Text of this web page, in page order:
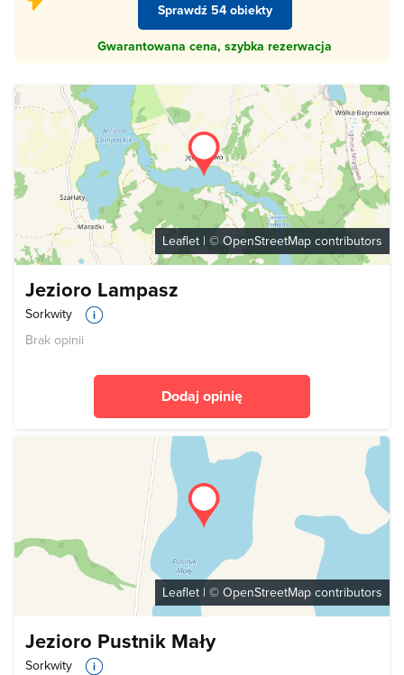
Sprawdź 54 obiekty
Gwarantowana cena, szybka rezerwacja
Leaflet | © OpenStreetMap contributors
Jezioro Lampasz
Sorkwity
Brak opinii
Dodaj opinię
Leaflet | © OpenStreetMap contributors
Jezioro Pustnik Mały
Sorkwity